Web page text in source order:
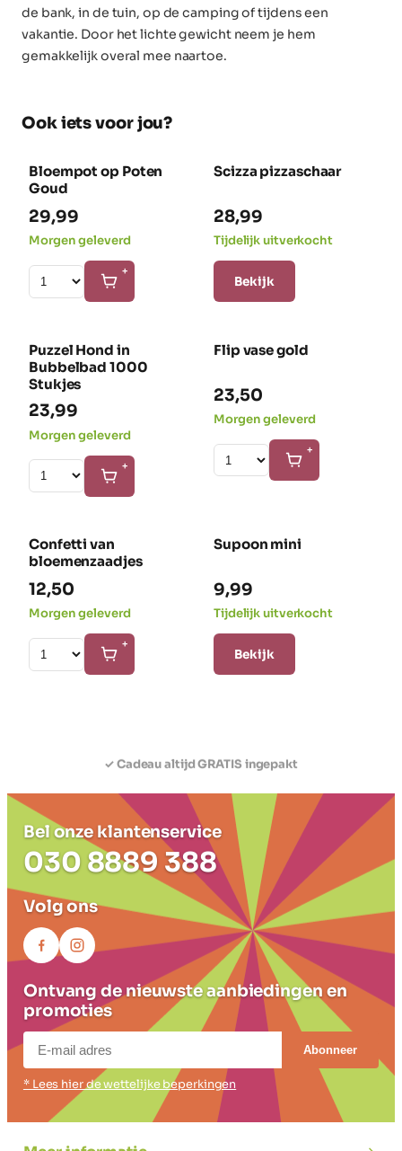
de bank, in de tuin, op de camping of tijdens een
vakantie. Door het lichte gewicht neem je hem
gemakkelijk overal mee naartoe.
Ook iets voor jou?
NIEUW
Bloempot op Poten
Goud
29,99
Morgen geleverd
+
Scizza pizzaschaar
28,99
Tijdelijk uitverkocht
Bekijk
Puzzel Hond in
Bubbelbad 1000
Stukjes
23,99
Morgen geleverd
+
Flip vase gold
23,50
Morgen geleverd
+
Confetti van
bloemenzaadjes
12,50
Morgen geleverd
+
Supoon mini
9,99
Tijdelijk uitverkocht
Bekijk
✓ Ruilen Mag
Bel onze klantenservice
030 8889 388
Volg ons
Ontvang de nieuwste aanbiedingen en
promoties
Abonneer
* Lees hier de wettelijke beperkingen